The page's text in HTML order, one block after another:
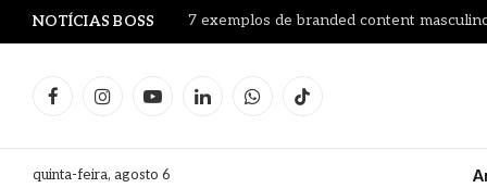
NOTÍCIAS BOSS 7 exemplos de branded content
FacebookInstagramYouTubeLinkedInWhatsAppTikTok
quinta-feira, agosto 6